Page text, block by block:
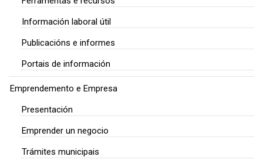
Información laboral útil
Publicacións e informes
Portais de información
Emprendemento e Empresa
Presentación
Emprender un negocio
Trámites municipais